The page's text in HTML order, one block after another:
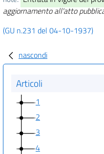
aggiornamento all'atto
(GU n.231 del 04-10-1937)
nascondi
Articoli
1
2
3
4